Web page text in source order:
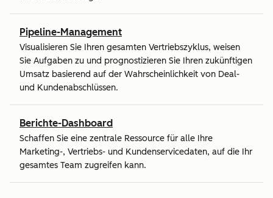
Pipeline-Management
Visualisieren Sie Ihren gesamten Vertriebszyklus, weisen
Sie Aufgaben zu und prognostizieren Sie Ihren zukünftigen
Umsatz basierend auf der Wahrscheinlichkeit von Deal-
und Kundenabschlüssen.
Berichte-Dashboard
Schaffen Sie eine zentrale Ressource für alle Ihre
Marketing-, Vertriebs- und Kundenservicedaten, auf die Ihr
gesamtes Team zugreifen kann.